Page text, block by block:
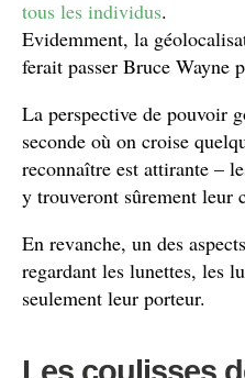
tous les individus.
Evidemment, la
ferait passer Bruce Wayne
La perspective de pouvoir
seconde où on croise
reconnaître est attirante –
y trouveront sûrement leur
En revanche, un des
regardant les lunettes, les
seulement leur porteur.